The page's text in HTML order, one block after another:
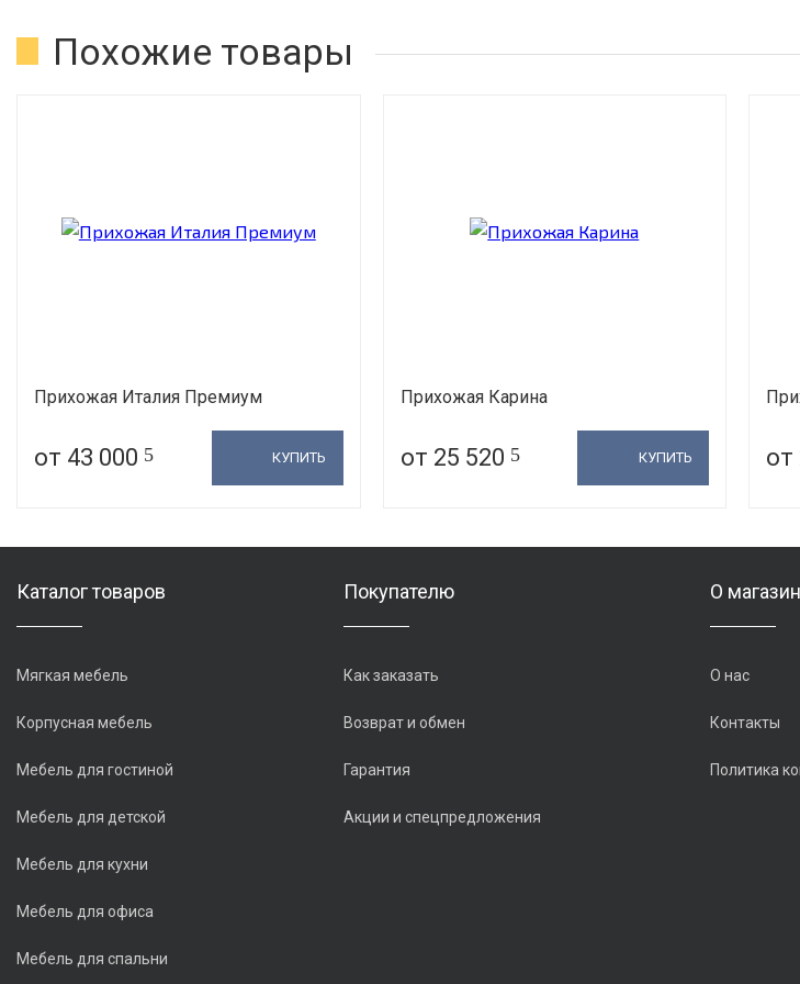
Похожие товары
Прихожая Италия Премиум
от 43 000 5 КУПИТЬ
Прихожая Карина
от 25 520 5 КУПИТЬ от
Каталог товаров
Мягкая мебель
Корпусная мебель
Мебель для гостиной
Мебель для детской
Мебель для кухни
Мебель для офиса
Мебель для спальни
Покупателю
Как заказать
Возврат и обмен
Гарантия
Акции и спецпредложения
О
О нас
Контакты
Политика